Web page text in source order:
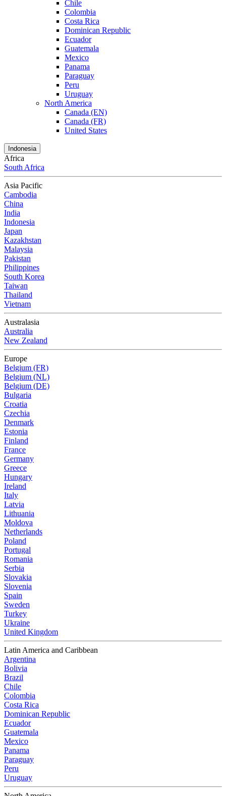
Chile
Colombia
Costa Rica
Dominican Republic
Ecuador
Guatemala
Mexico
Panama
Paraguay
Peru
Uruguay
North America
Canada (EN)
Canada (FR)
United States
Indonesia
Africa
South Africa
Asia Pacific
Cambodia
China
India
Indonesia
Japan
Kazakhstan
Malaysia
Pakistan
Philippines
South Korea
Taiwan
Thailand
Vietnam
Australasia
Australia
New Zealand
Europe
Belgium (FR)
Belgium (NL)
Belgium (DE)
Bulgaria
Croatia
Czechia
Denmark
Estonia
Finland
France
Germany
Greece
Hungary
Ireland
Italy
Latvia
Lithuania
Moldova
Netherlands
Poland
Portugal
Romania
Serbia
Slovakia
Slovenia
Spain
Sweden
Turkey
Ukraine
United Kingdom
Latin America and Caribbean
Argentina
Bolivia
Brazil
Chile
Colombia
Costa Rica
Dominican Republic
Ecuador
Guatemala
Mexico
Panama
Paraguay
Peru
Uruguay